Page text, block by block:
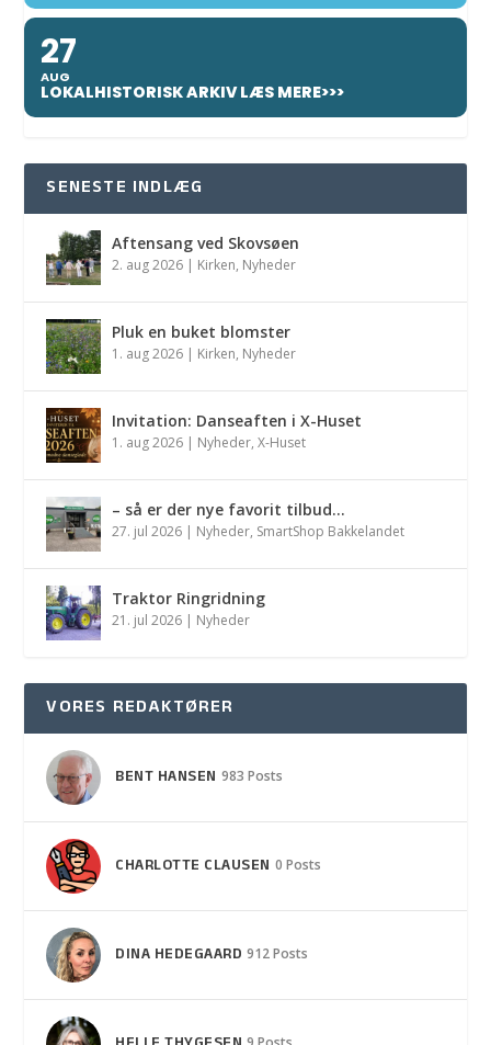
27
AUG
LOKALHISTORISK ARKIV LÆS MERE>>>
SENESTE INDLÆG
Aftensang ved Skovsøen
2. aug 2026 | Kirken, Nyheder
Pluk en buket blomster
1. aug 2026 | Kirken, Nyheder
Invitation: Danseaften i X-Huset
1. aug 2026 | Nyheder,X-Huset
– så er der nye favorit tilbud…
27. jul 2026 | Nyheder, SmartShop Bakkelandet
Traktor Ringridning
21. jul 2026 | Nyheder
VORES REDAKTØRER
BENT HANSEN 983 Posts
CHARLOTTE CLAUSEN 0 Posts
DINA HEDEGAARD 912 Posts